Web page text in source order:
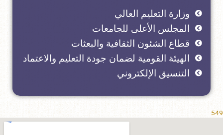
وزارة التعليم العالي
المجلس الأعلى للجامعات
قطاع الشئون الثقافية والبعثات
الهيئة القومية لضمان جودة التعليم والاعتماد
التنسيق الإلكتروني
549